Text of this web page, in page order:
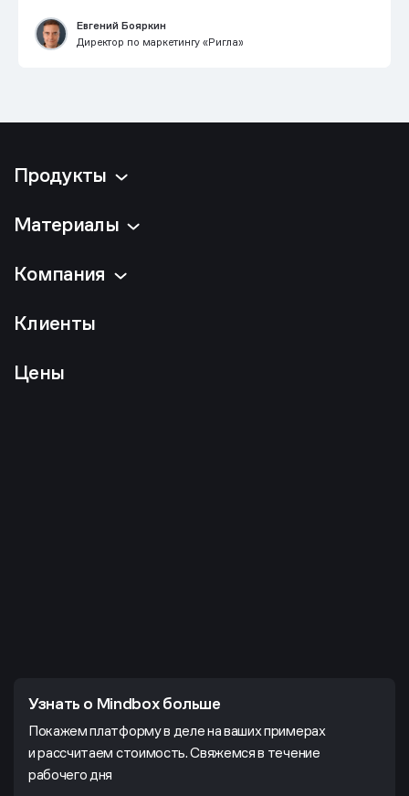
Евгений Бояркин
Директор по маркетингу «Ригла»
Продукты
Материалы
Компания
Клиенты
Цены
Узнать о Mindbox больше
Покажем платформу в деле на ваших примерах
и рассчитаем стоимость. Свяжемся в течение
рабочего дня